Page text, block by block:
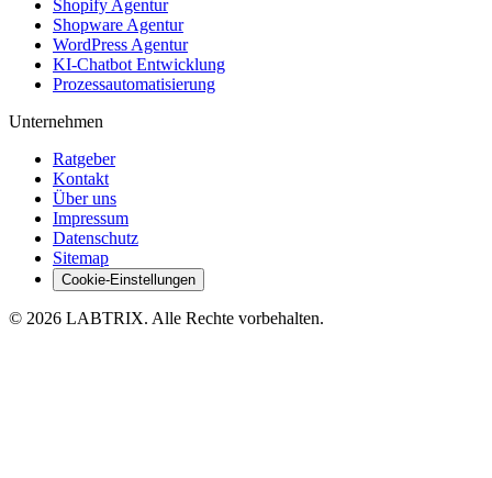
Shopify Agentur
Shopware Agentur
WordPress Agentur
KI-Chatbot Entwicklung
Prozessautomatisierung
Unternehmen
Ratgeber
Kontakt
Über uns
Impressum
Datenschutz
Sitemap
Cookie-Einstellungen
© 2026 LABTRIX. Alle Rechte vorbehalten.